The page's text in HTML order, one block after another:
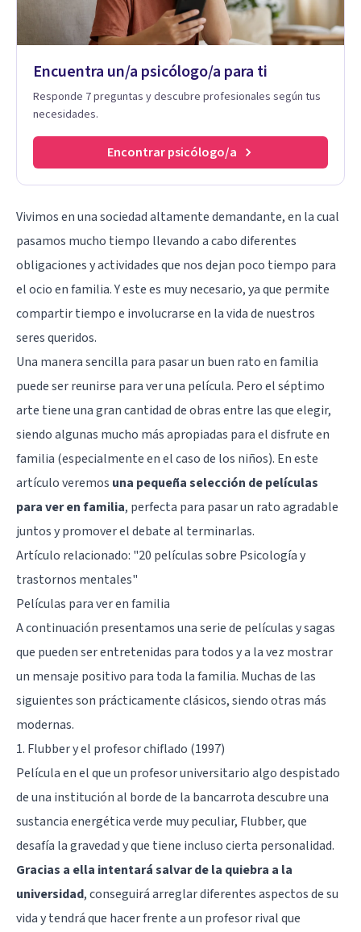
Encuentra un/a psicólogo/a para ti
Responde 7 preguntas y descubre profesionales según tus
necesidades.
Encontrar psicólogo/a
Vivimos en una sociedad altamente demandante, en la cual
pasamos mucho tiempo llevando a cabo diferentes
obligaciones y actividades que nos dejan poco tiempo para
el ocio en familia. Y este es muy necesario, ya que permite
compartir tiempo e involucrarse en la vida de nuestros
seres queridos.
Una manera sencilla para pasar un buen rato en familia
puede ser reunirse para ver una película. Pero el séptimo
arte tiene una gran cantidad de obras entre las que elegir,
siendo algunas mucho más apropiadas para el disfrute en
familia (especialmente en el caso de los niños). En este
artículo veremos una pequeña selección de películas
para ver en familia, perfecta para pasar un rato agradable
juntos y promover el debate al terminarlas.
Artículo relacionado: "20 películas sobre Psicología y
trastornos mentales"
Películas para ver en familia
A continuación presentamos una serie de películas y sagas
que pueden ser entretenidas para todos y a la vez mostrar
un mensaje positivo para toda la familia. Muchas de las
siguientes son prácticamente clásicos, siendo otras más
modernas.
1. Flubber y el profesor chiflado (1997)
Película en el que un profesor universitario algo despistado
de una institución al borde de la bancarrota descubre una
sustancia energética verde muy peculiar, Flubber, que
desafía la gravedad y que tiene incluso cierta personalidad.
Gracias a ella intentará salvar de la quiebra a la
universidad, conseguirá arreglar diferentes aspectos de su
vida y tendrá que hacer frente a un profesor rival que